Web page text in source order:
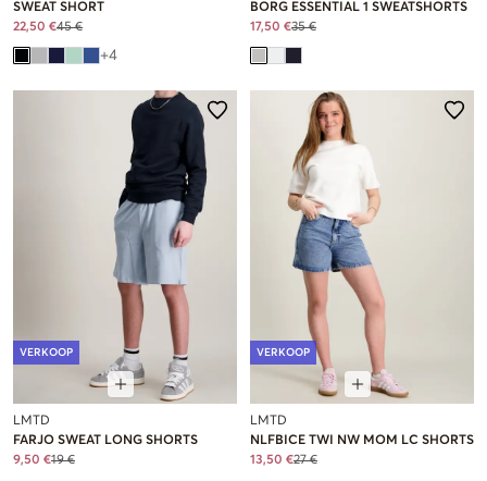
SWEAT SHORT
22,50 €45 €
+4
BORG ESSENTIAL 1 SWEATSHORTS
17,50 €35 €
VERKOOP
LMTD
FARJO SWEAT LONG SHORTS
9,50 €19 €
VERKOOP
LMTD
NLFBICE TWI NW MOM LC SHORTS
13,50 €27 €